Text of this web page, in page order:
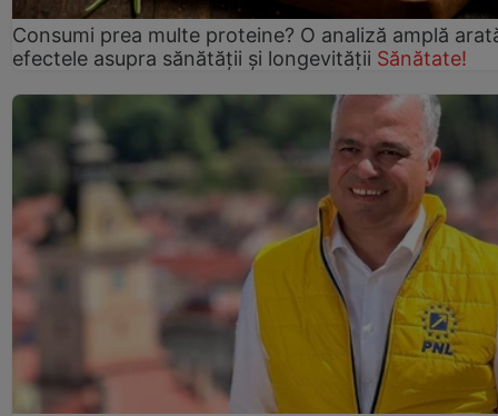
Consumi prea multe proteine? O analiză amplă
efectele asupra sănătății și longevității Sănătate!